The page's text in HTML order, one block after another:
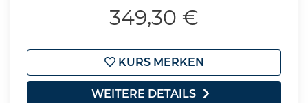
349,30 €
KURS MERKEN
WEITERE DETAILS